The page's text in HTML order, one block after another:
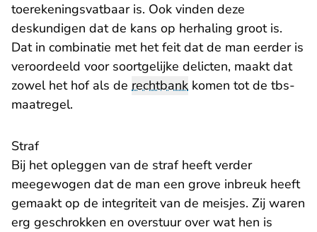
toerekeningsvatbaar is. Ook vinden deze
deskundigen dat de kans op herhaling groot is.
Dat in combinatie met het feit dat de man eerder is
veroordeeld voor soortgelijke delicten, maakt dat
zowel het hof als de rechtbank komen tot de tbs-
maatregel.
Straf
Bij het opleggen van de straf heeft verder
meegewogen dat de man een grove inbreuk heeft
gemaakt op de integriteit van de meisjes. Zij waren
erg geschrokken en overstuur over wat hen is